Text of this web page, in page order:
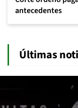
antecedentes
Últimas